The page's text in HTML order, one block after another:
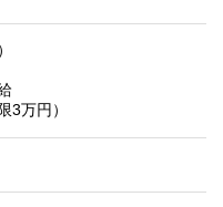
3万円）